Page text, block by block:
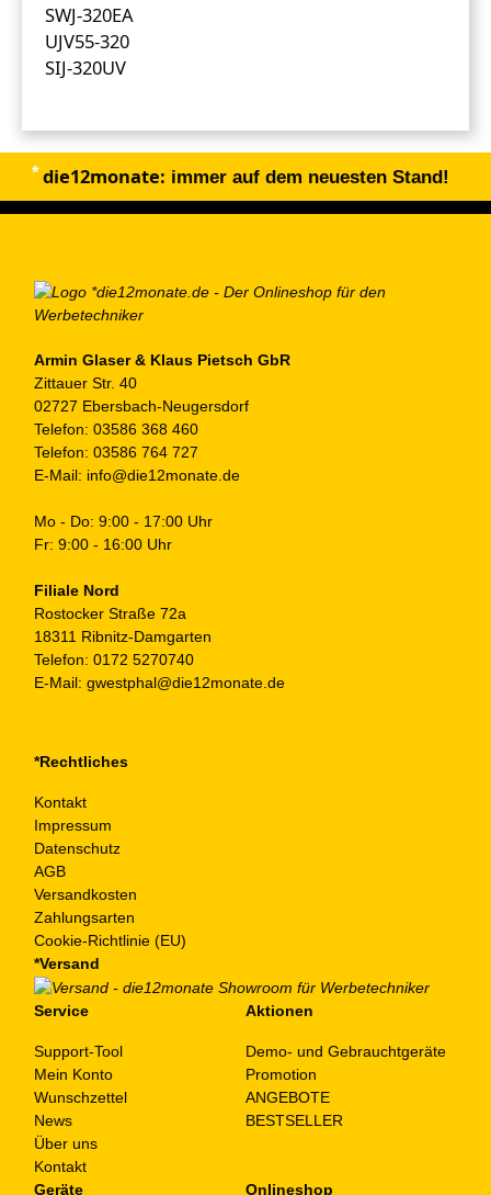
SWJ-320EA
UJV55-320
SIJ-320UV
die12monate: immer auf dem neuesten Stand!
Armin Glaser & Klaus Pietsch GbR
Zittauer Str. 40
02727 Ebersbach-Neugersdorf
Telefon: 03586 368 460
Telefon: 03586 764 727
E-Mail: info@die12monate.de
Mo - Do: 9:00 - 17:00 Uhr
Fr: 9:00 - 16:00 Uhr
Filiale Nord
Rostocker Straße 72a
18311 Ribnitz-Damgarten
Telefon: 0172 5270740
E-Mail: gwestphal@die12monate.de
*Rechtliches
Kontakt
Impressum
Datenschutz
AGB
Versandkosten
Zahlungsarten
Cookie-Richtlinie (EU)
*Versand
Service
Support-Tool
Mein Konto
Wunschzettel
News
Über uns
Kontakt
Aktionen
Demo- und Gebrauchtgeräte
Promotion
ANGEBOTE
BESTSELLER
Geräte Onlineshop